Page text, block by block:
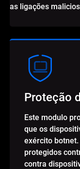
as ligações
Proteção
Este modulo
que os
exército
protegidos
contra